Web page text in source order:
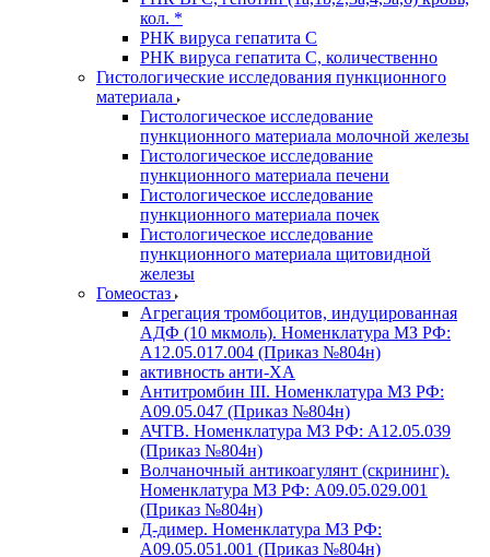
кол. *
РНК вируса гепатита C
РНК вируса гепатита C, количественно
Гистологические исследования пункционного
материала
Гистологическое исследование
пункционного материала молочной железы
Гистологическое исследование
пункционного материала печени
Гистологическое исследование
пункционного материала почек
Гистологическое исследование
пункционного материала щитовидной
железы
Гомеостаз
Агрегация тромбоцитов, индуцированная
АДФ (10 мкмоль). Номенклатура МЗ РФ:
A12.05.017.004 (Приказ №804н)
активность анти-ХА
Антитромбин III. Номенклатура МЗ РФ:
A09.05.047 (Приказ №804н)
АЧТВ. Номенклатура МЗ РФ: A12.05.039
(Приказ №804н)
Волчаночный антикоагулянт (скрининг).
Номенклатура МЗ РФ: A09.05.029.001
(Приказ №804н)
Д-димер. Номенклатура МЗ РФ:
A09.05.051.001 (Приказ №804н)